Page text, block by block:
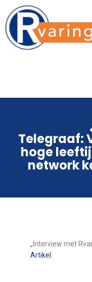
Telegraaf:
hoge
network
„Interview met
Artikel .